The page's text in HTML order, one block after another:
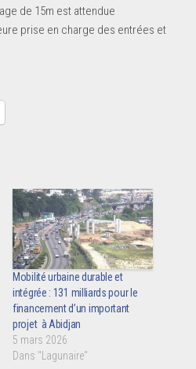
de 15m est attendue
prise en charge des entrées et
Mobilité urbaine durable et
intégrée : 131 milliards pour le
financement d’un important
projet à Abidjan
5 mars 2026
Dans "Lagunaire"